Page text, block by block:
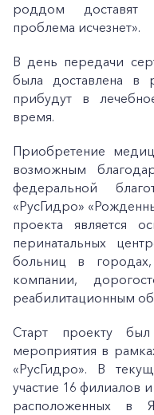
роддом доставят
проблема исчезнет».
В день передачи
была доставлена в
прибудут в
время.
Приобретение
возможным
федеральной
«РусГидро»
проекта является
перинатальных
больниц в
компании,
реабилитационным
Старт проекту
мероприятия в
«РусГидро». В
участие 16 филиалов
расположенных в